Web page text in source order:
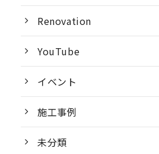
Renovation
YouTube
イベント
施工事例
未分類